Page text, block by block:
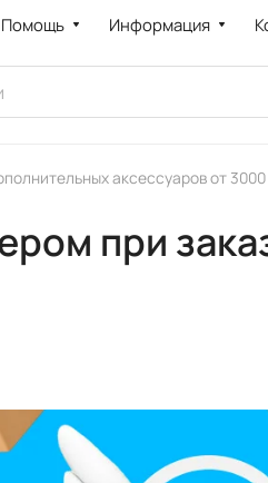
Помощь Информация
аксессуаров от
при